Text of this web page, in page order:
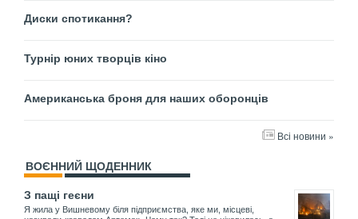
Диски спотикання?
Турнір юних творців кіно
Американська броня для наших оборонців
Всі новини »
ВОЄННИЙ ЩОДЕННИК
З пащі геєни
Я жила у Вишневому біля підприємства, яке ми, місцеві,